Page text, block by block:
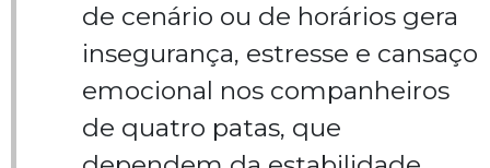
de cenário ou de horários gera
insegurança, estresse e cansaço
emocional nos companheiros
de quatro patas, que